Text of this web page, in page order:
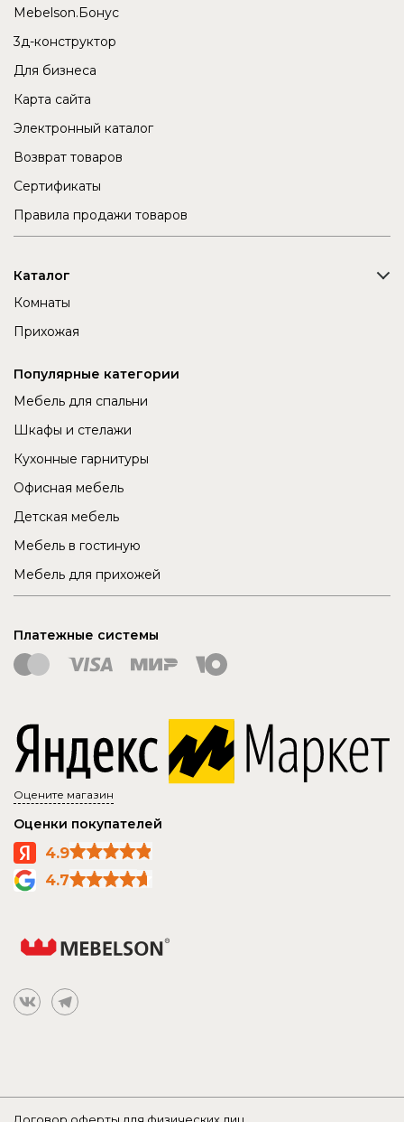
Mebelson.Бонус
3д-конструктор
Для бизнеса
Карта сайта
Электронный каталог
Возврат товаров
Сертификаты
Правила продажи товаров
Каталог
Комнаты
Прихожая
Популярные категории
Мебель для спальни
Шкафы и стелажи
Кухонные гарнитуры
Офисная мебель
Детская мебель
Мебель в гостиную
Мебель для прихожей
Платежные системы
Оцените магазин
Оценки покупателей
4.9
4.7